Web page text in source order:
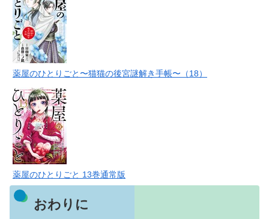
薬屋のひとりごと〜猫猫の後宮謎解き手帳〜（18）
薬屋のひとりごと 13巻通常版
おわりに